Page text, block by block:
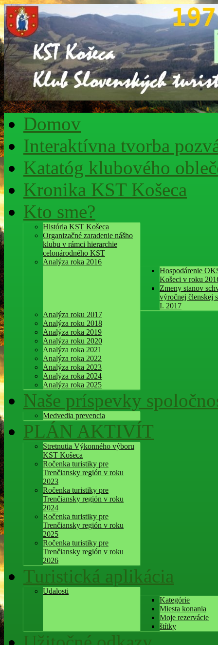
Domov
Interaktívna tvorba
Katatóg klubového
Kronika KST Košeca
Kto sme?
História KST Košeca
Organizačné zaradenie nášho
klubu v rámci hierarchie
celonárodného KST
Analýza roka 2016
Hospodárenie
Košeci v roku
Zmeny stanov
výročnej členskej
I. 2017
Analýza roku 2017
Analýza roku 2018
Analýza roka 2019
Analýza roku 2020
Analýza roka 2021
Analýza roka 2022
Analýza roka 2023
Analýza roka 2024
Analýza roka 2025
Naše príspevky
Medvedia prevencia
PLÁN AKTIVÍT
Stretnutia Výkonného výboru
KST Košeca
Ročenka turistiky pre
Trenčiansky región v roku
2023
Ročenka turistiky pre
Trenčiansky región v roku
2024
Ročenka turistiky pre
Trenčiansky región v roku
2025
Ročenka turistiky pre
Trenčiansky región v roku
2026
Turistická aplikácia
Udalosti
Kategórie
Miesta konania
Moje rezervácie
štítky